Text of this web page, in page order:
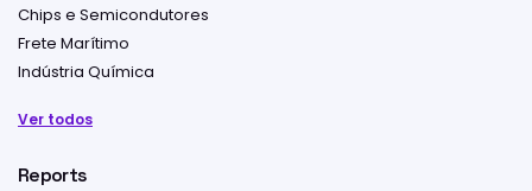
Chips e Semicondutores
Frete Marítimo
Indústria Química
Ver todos
Reports